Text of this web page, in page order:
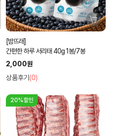
[밤뜨래]
간편한 하루 서리태 40g 1봉/7봉
2,000원
상품후기 (0)
20%할인